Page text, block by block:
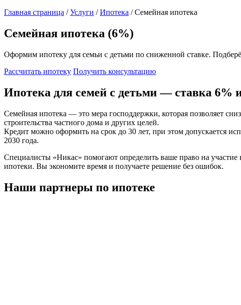
Главная страница /Услуги /Ипотека /Семейная ипотека
Семейная ипотека (6%)
Оформим ипотеку для семьи с детьми по сниженной ставке.
Рассчитать ипотеку Получить консультацию
Ипотека для семей с детьми — ставка 6%
Семейная ипотека — это мера господдержки, которая позволяет
строительства частного дома и других целей.
Кредит можно оформить на срок до 30 лет, при этом допускается
2030 года.
Специалисты «Никас» помогают определить ваше право на
ипотеки. Вы экономите время и получаете решение без ошибок.
Наши партнеры по ипотеке